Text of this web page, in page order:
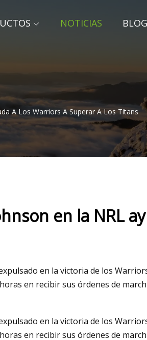
NOTICIAS BLOG
A Los Warriors A Superar A Los Titans
2023
LockTop Escalera y
en la NRL
en la victoria de los
en recibir sus órdenes de
en la victoria de los
en recibir sus órdenes de